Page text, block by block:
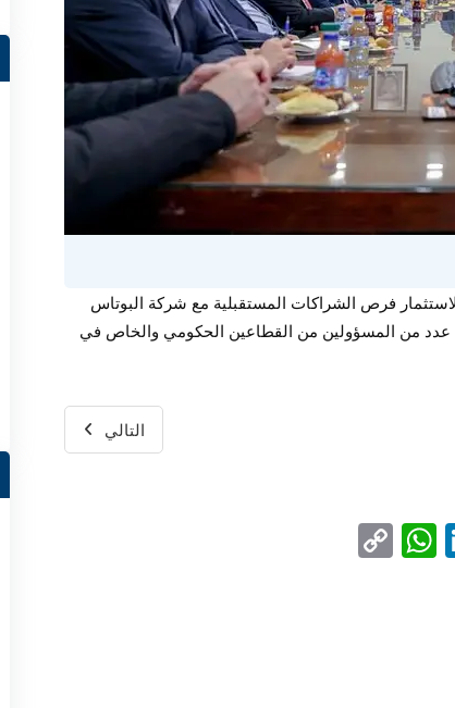
فرص الشراكات المستقبلية مع شركة البوتاس
عدد من المسؤولين من القطاعين الحكومي والخاص في
التالي
LinkedIn
WhatsApp